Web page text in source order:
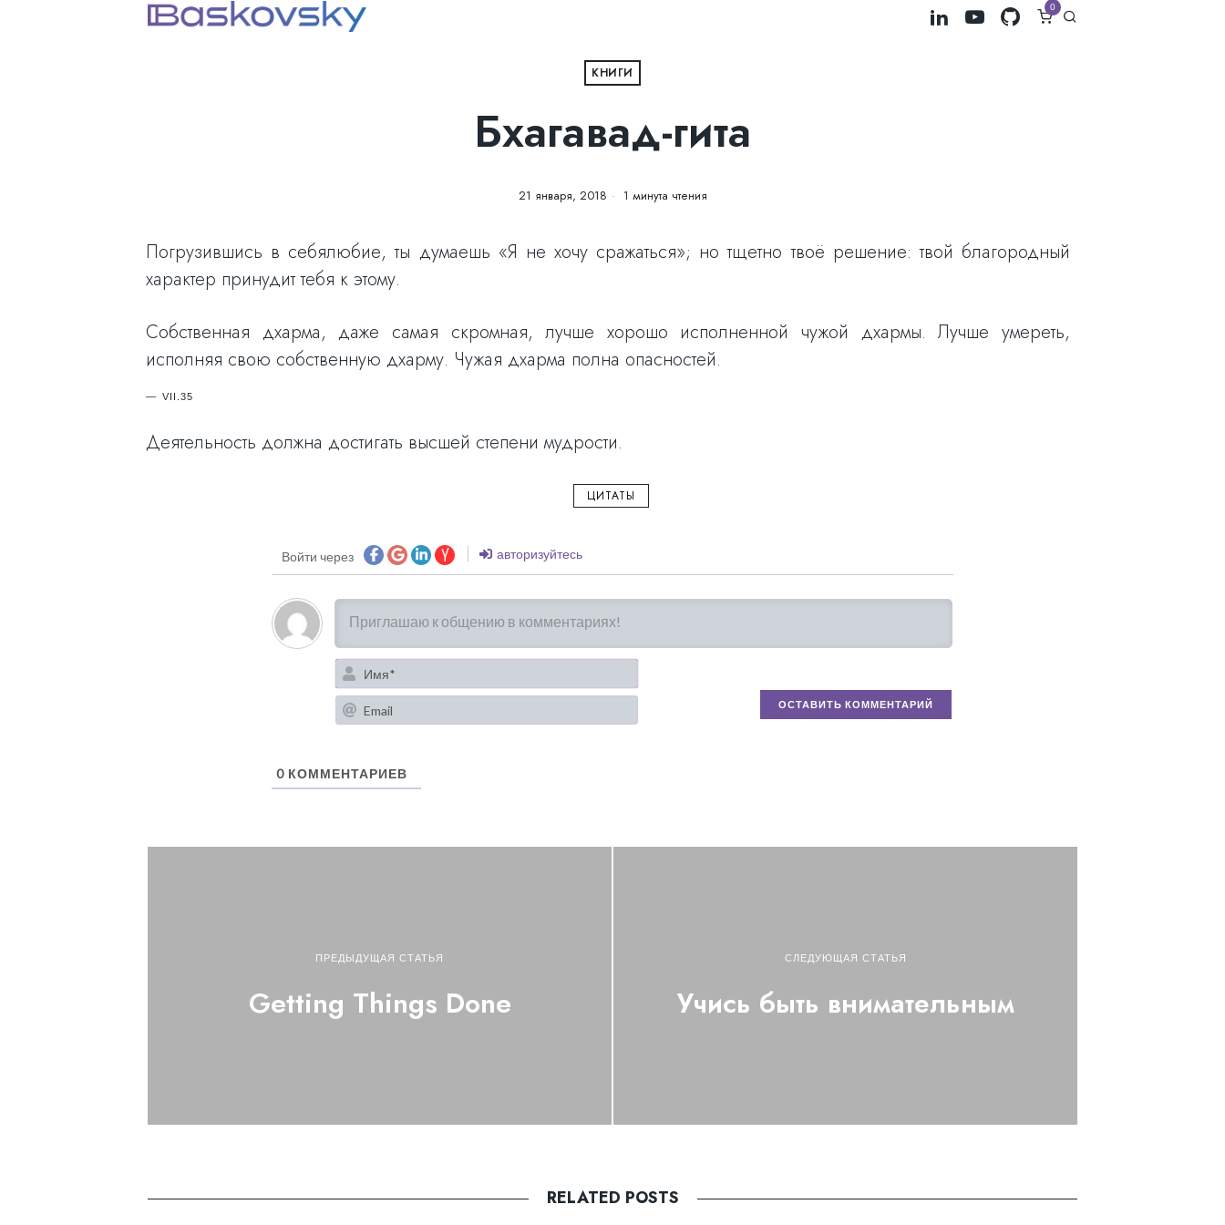
0
КНИГИ
Бхагавад-гита
21 января, 2018 1 минута чтения
Погрузившись в себялюбие, ты думаешь «Я не хочу сражаться»; но тщетно твоё решение: твой благородный
характер принудит тебя к этому.
Собственная дхарма, даже самая скромная, лучше хорошо исполненной чужой дхармы. Лучше умереть,
исполняя свою собственную дхарму. Чужая дхарма полна опасностей.
VII.35
Деятельность должна достигать высшей степени мудрости.
ЦИТАТЫ
Войти через авторизуйтесь
Имя*
Email
0 КОММЕНТАРИЕВ
ПРЕДЫДУЩАЯ СТАТЬЯ
Getting Things Done
СЛЕДУЮЩАЯ СТАТЬЯ
Учись быть внимательным
RELATED POSTS